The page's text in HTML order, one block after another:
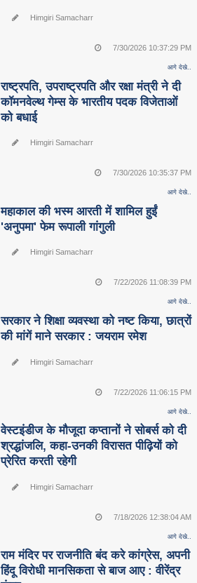
Himgiri Samacharr
7/30/2026 10:37:29 PM
आगे देखे..
राष्ट्रपति, उपराष्ट्रपति और रक्षा मंत्री ने दी
कॉमनवेल्थ गेम्स के भारतीय पदक विजेताओं
को बधाई
Himgiri Samacharr
7/30/2026 10:35:37 PM
आगे देखे..
महाकाल की भस्म आरती में शामिल हुईं
'अनुपमा' फेम रूपाली गांगुली
Himgiri Samacharr
7/22/2026 11:08:39 PM
आगे देखे..
सरकार ने शिक्षा व्यवस्था को नष्ट किया, छात्रों
की मांगें माने सरकार : जयराम रमेश
Himgiri Samacharr
7/22/2026 11:06:15 PM
आगे देखे..
वेस्टइंडीज के मौजूदा कप्तानों ने सोबर्स को दी
श्रद्धांजलि, कहा-उनकी विरासत पीढ़ियों को
प्रेरित करती रहेगी
Himgiri Samacharr
7/18/2026 12:38:04 AM
आगे देखे..
राम मंदिर पर राजनीति बंद करे कांग्रेस, अपनी
हिंदू विरोधी मानसिकता से बाज आए : वीरेंद्र